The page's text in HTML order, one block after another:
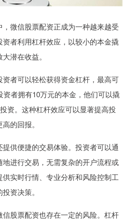
微信股票配资正成为一种越来越受
者利用杠杆效应，以较小的本金撬
潜在收益。
者可以轻松获得资金杠杆，最高可
者拥有10万元的本金，他们可以撬
资。这种杠杆效应可以显著提高投
的回报。
供便捷的交易体验。投资者可以通
进行交易，无需复杂的开户流程或
实时行情、专业分析和风险控制工
资决策。
股票配资也存在一定的风险。杠杆